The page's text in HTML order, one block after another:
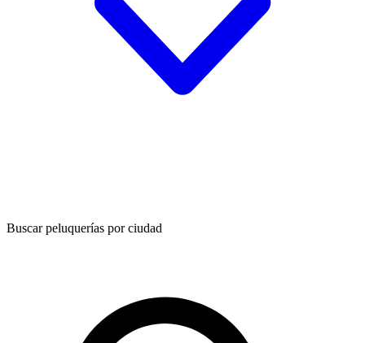
Buscar peluquerías por ciudad